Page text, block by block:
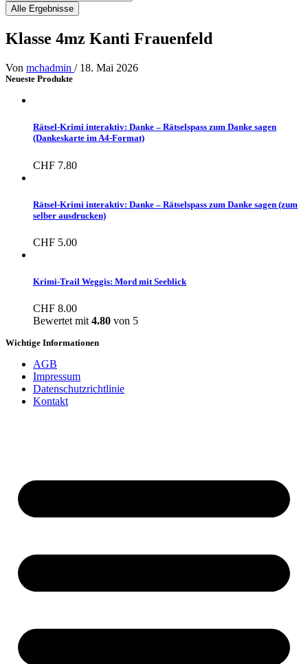
Alle Ergebnisse
Klasse 4mz Kanti Frauenfeld
Von mchadmin / 18. Mai 2026
Neueste Produkte
Rätsel-Krimi interaktiv: Danke – Rätselspass zum Danke sagen
(Dankeskarte im A4-Format)
CHF 7.80
Rätsel-Krimi interaktiv: Danke – Rätselspass zum Danke sagen (zum
selber ausdrucken)
CHF 5.00
Krimi-Trail Weggis: Mord mit Seeblick
CHF 8.00
Bewertet mit 4.80 von 5
Wichtige Informationen
AGB
Impressum
Datenschutzrichtlinie
Kontakt